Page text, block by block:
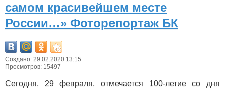
самом красивейшем месте
России…» Фоторепортаж БК
Создано: 29.02.2020 13:15
Просмотров: 15497
Сегодня, 29 февраля, отмечается 100-летие со дня